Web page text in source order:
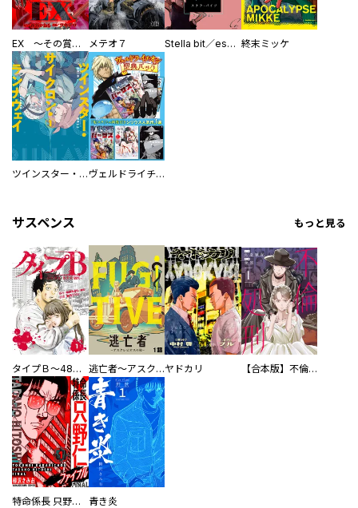
EX ～その賞金稼ぎは、世界の出口を探す～【単行本版】 メテオ７ Stella bit／es【単話版】 終末ミッケ
ツインスター・サイクロン・ランナウェイ ヴェルドライチオシ聖典パック 『転スラ』ミニ画集付き シリウス人気作３選
サスペンス もっと見る
タイプＢ～48時間後、致死率100％～【単話】 逃亡者～アスクレピオスの杖～ヤドカリ 【合本版】不倫処刑
特命係長 只野仁ファイナル 愛蔵版 青き炎